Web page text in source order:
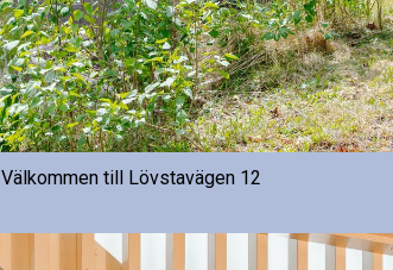
Välkommen till Lövstavägen 12